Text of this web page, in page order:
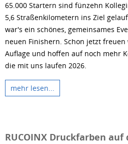
65.000 Startern sind fünzehn
5,6 Straßenkilometern ins Ziel
war's ein schönes, gemeinsames
neuen Finishern. Schon jetzt
Auflage und hoffen auf noch mehr
die mit uns laufen 2026.
mehr lesen...
RUCOINX Druckfarben auf